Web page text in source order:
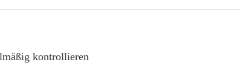
kontrollieren